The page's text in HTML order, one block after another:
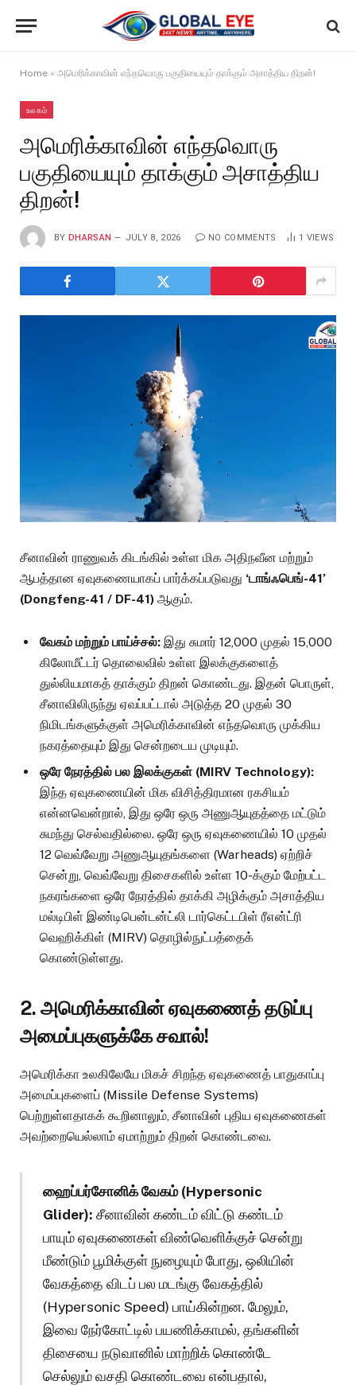
Home » அமெரிக்காவின் எந்தவொரு பகுதியையும் தாக்கும் அசாத்திய திறன்!
உலகம்
அமெரிக்காவின் எந்தவொரு
பகுதியையும் தாக்கும் அசாத்திய
திறன்!
BY DHARSAN JULY 8, 2026 NO COMMENTS 1 VIEWS
சீனாவின் ராணுவக் கிடங்கில் உள்ள மிக அதிநவீன மற்றும்
ஆபத்தான ஏவுகணையாகப் பார்க்கப்படுவது ‘டாங்ஃபெங்-41’
(Dongfeng-41 / DF-41) ஆகும்.
வேகம் மற்றும் பாய்ச்சல்: இது சுமார் 12,000 முதல் 15,000
கிலோமீட்டர் தொலைவில் உள்ள இலக்குகளைத்
துல்லியமாகத் தாக்கும் திறன் கொண்டது. இதன் பொருள்,
சீனாவிலிருந்து ஏவப்பட்டால் அடுத்த 20 முதல் 30
நிமிடங்களுக்குள் அமெரிக்காவின் எந்தவொரு முக்கிய
நகரத்தையும் இது சென்றடைய முடியும்.
ஒரே நேரத்தில் பல இலக்குகள் (MIRV Technology):
இந்த ஏவுகணையின் மிக விசித்திரமான ரகசியம்
என்னவென்றால், இது ஒரே ஒரு அணுஆயுதத்தை மட்டும்
சுமந்து செல்வதில்லை. ஒரே ஒரு ஏவுகணையில் 10 முதல்
12 வெவ்வேறு அணுஆயுதங்களை (Warheads) ஏற்றிச்
சென்று, வெவ்வேறு திசைகளில் உள்ள 10-க்கும் மேற்பட்ட
நகரங்களை ஒரே நேரத்தில் தாக்கி அழிக்கும் அசாத்திய
மல்டிபிள் இண்டிபென்டன்ட்லி டார்கெட்டபிள் ரீஎன்ட்ரி
வெஹிக்கிள் (MIRV) தொழில்நுட்பத்தைக்
கொண்டுள்ளது.
2. அமெரிக்காவின் ஏவுகணைத் தடுப்பு
அமைப்புகளுக்கே சவால்!
அமெரிக்கா உலகிலேயே மிகச் சிறந்த ஏவுகணைத் பாதுகாப்பு
அமைப்புகளைப் (Missile Defense Systems)
பெற்றுள்ளதாகக் கூறினாலும், சீனாவின் புதிய ஏவுகணைகள்
அவற்றையெல்லாம் ஏமாற்றும் திறன் கொண்டவை.
ஹைப்பர்சோனிக் வேகம் (Hypersonic
Glider): சீனாவின் கண்டம் விட்டு கண்டம்
பாயும் ஏவுகணைகள் விண்வெளிக்குச் சென்று
மீண்டும் பூமிக்குள் நுழையும் போது, ஒலியின்
வேகத்தை விடப் பல மடங்கு வேகத்தில்
(Hypersonic Speed) பாய்கின்றன. மேலும்,
இவை நேர்கோட்டில் பயணிக்காமல், தங்களின்
திசையை நடுவானில் மாற்றிக் கொண்டே
செல்லும் வசதி கொண்டவை என்பதால்,